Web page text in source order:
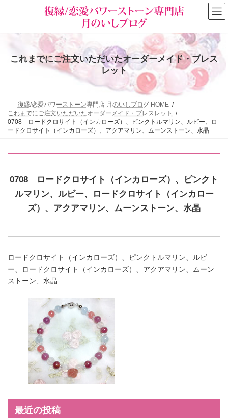
これまでにご注文いただいたオーダーメイド・ブレス
レット
復縁/恋愛パワーストーン専門店 月のいしブログ HOME
これまでにご注文いただいたオーダーメイド・ブレスレット
0708 ロードクロサイト（インカローズ）、ピンクトルマリン、ルビー、ロ
ードクロサイト（インカローズ）、アクアマリン、ムーンストーン、水晶
0708 ロードクロサイト（インカローズ）、ピンクト
ルマリン、ルビー、ロードクロサイト（インカロー
ズ）、アクアマリン、ムーンストーン、水晶
ロードクロサイト（インカローズ）、ピンクトルマリン、ルビ
ー、ロードクロサイト（インカローズ）、アクアマリン、ムーン
ストーン、水晶
最近の投稿